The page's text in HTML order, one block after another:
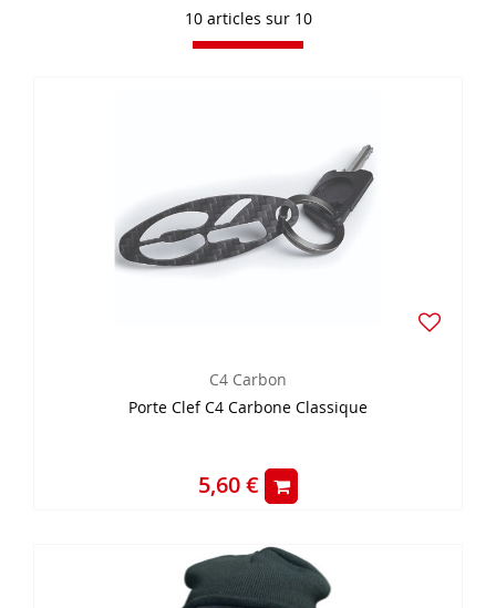
10 articles sur 10
C4 Carbon
Porte Clef C4 Carbone Classique
5,60 €